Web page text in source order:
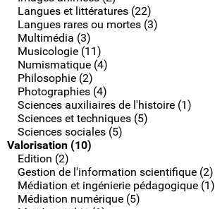
Langues et littératures (22)
Langues rares ou mortes (3)
Multimédia (3)
Musicologie (11)
Numismatique (4)
Philosophie (2)
Photographies (4)
Sciences auxiliaires de l'histoire (1)
Sciences et techniques (5)
Sciences sociales (5)
Valorisation (10)
Edition (2)
Gestion de l'information scientifique (2)
Médiation et ingénierie pédagogique (1)
Médiation numérique (5)